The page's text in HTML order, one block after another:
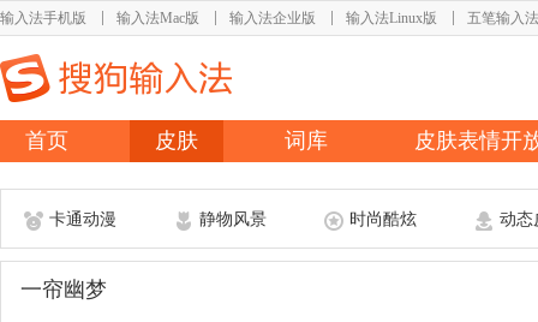
输入法手机版 输入法Mac版 输入法企业版 输入法Linux版 五笔输入法
首页 皮肤 词库 皮肤表情开
卡通动漫 静物风景 时尚酷炫 动态
一帘幽梦